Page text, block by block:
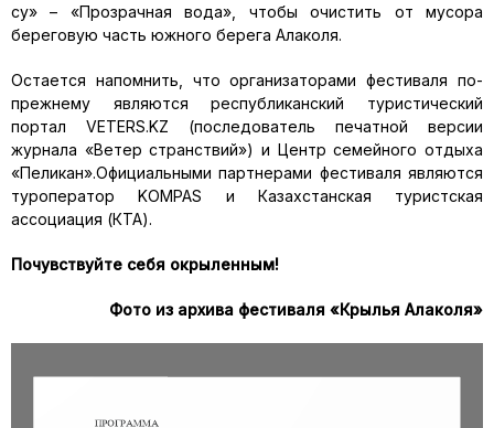
су» – «Прозрачная вода», чтобы очистить от мусора
береговую часть южного берега Алаколя.
Остается напомнить, что организаторами фестиваля по-
прежнему являются республиканский туристический
портал VETERS.KZ (последователь печатной версии
журнала «Ветер странствий») и Центр семейного отдыха
«Пеликан».Официальными партнерами фестиваля являются
туроператор KOMPAS и Казахстанская туристская
ассоциация (КТА).
Почувствуйте себя окрыленным!
Фото из архива фестиваля «Крылья Алаколя»